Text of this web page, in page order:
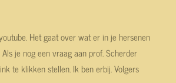
Het gaat over wat er in je hersenen
je nog een vraag aan prof. Scherder
te klikken stellen. Ik ben erbij. Volgers